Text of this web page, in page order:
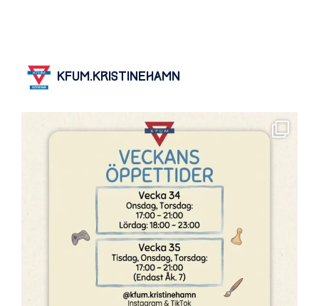
KFUM.KRISTINEHAMN